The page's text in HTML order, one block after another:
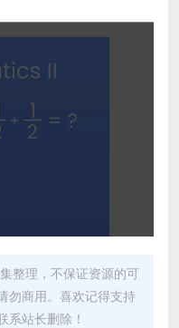
整理，不保证资源的可
勿商用。喜欢记得支持
系站长删除！